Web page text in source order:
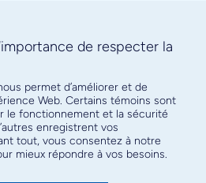
à notre infolettre
facultaire
de respecter la
permet d’améliorer et de
Web. Certains témoins sont
le fonctionnement et la sécurité
enregistrent vos
tout, vous consentez à notre
mieux répondre à vos besoins.